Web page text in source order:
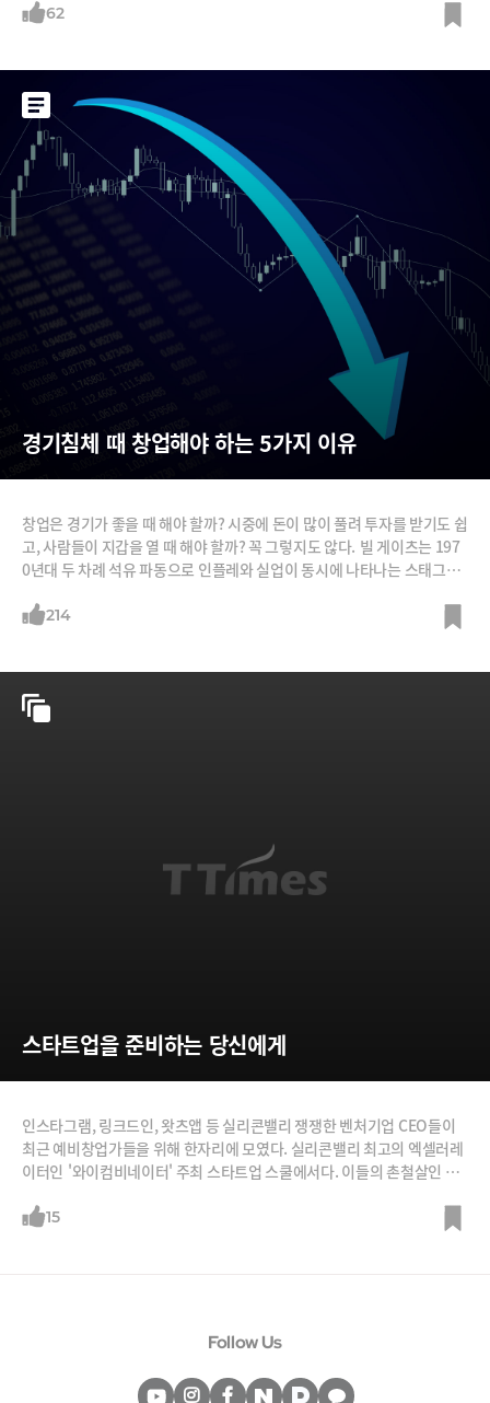
셀을 해본 사람이면 알 수 있게 쉽고 재밌게 정리해줍니다.
62
경기침체 때 창업해야 하는 5가지 이유
창업은 경기가 좋을 때 해야 할까? 시중에 돈이 많이 풀려 투자를 받기도 쉽
고, 사람들이 지갑을 열 때 해야 할까? 꼭 그렇지도 않다. 빌 게이츠는 197
0년대 두 차례 석유 파동으로 인플레와 실업이 동시에 나타나는 스태그플
초 세계 금융위기가 본격화할 때 창업됐다. 우버가 창업된 것도 이때다. 스
214
스타트업을 준비하는 당신에게
인스타그램, 링크드인, 왓츠앱 등 실리콘밸리 쟁쟁한 벤처기업 CEO들이
최근 예비창업가들을 위해 한자리에 모였다. 실리콘밸리 최고의 엑셀러레
이터인 '와이컴비네이터' 주최 스타트업 스쿨에서다. 이들의 촌철살인 팁
15
Follow Us